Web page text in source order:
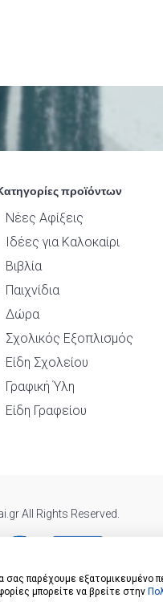
προϊόντων
Νέες Αφίξεις
Ιδέες για Καλοκαίρι
Βιβλία
Παιχνίδια
Δώρα
Σχολικός Εξοπλισμός
Είδη Σχολείου
Γραφική Ύλη
Είδη Γραφείου
All Rights Reserved.
παρέχουμε εξατομικευμένο
μπορείτε να βρείτε στην